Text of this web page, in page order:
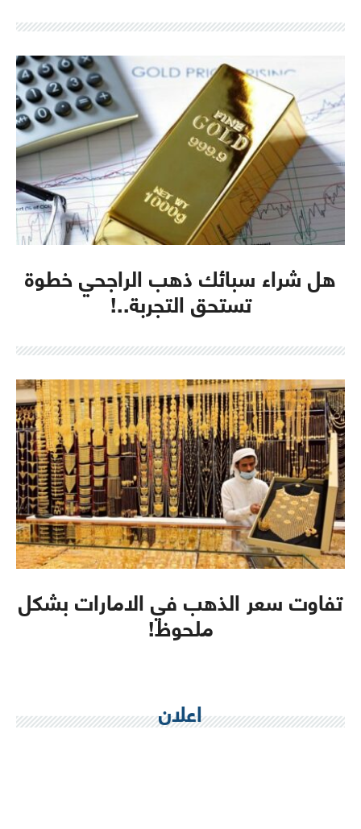
هل شراء سبائك ذهب الراجحي خطوة
تستحق التجربة..!
تفاوت سعر الذهب في الامارات بشكل
ملحوظ!
اعلان